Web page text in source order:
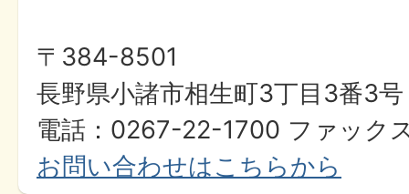
〒384-8501
長野県小諸市相生町3丁目3番3号
電話：0267-22-1700 ファック
お問い合わせはこちらから